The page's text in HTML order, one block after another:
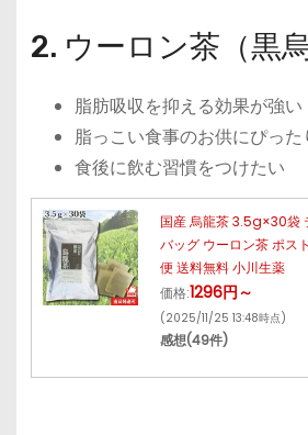
2. ウーロン茶（黒烏
脂肪吸収を抑える効果が強い
脂っこい食事のお供にぴった
食後に飲む習慣をつけたい
国産 烏龍茶 3.5g×30袋
バッグ ウーロン茶 ポス
便 送料無料 小川生薬
価格:1296円～
(2025/11/25 13:48時点)
感想(49件)